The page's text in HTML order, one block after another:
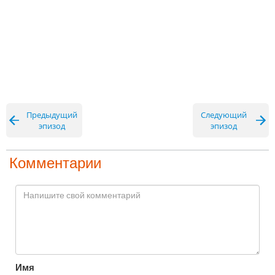
Предыдущий
эпизод
Следующий
эпизод
Комментарии
Имя